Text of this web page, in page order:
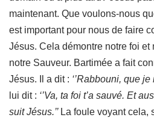
maintenant. Que voulons-nous
est important pour nous de faire
Jésus. Cela démontre notre foi et
notre Sauveur. Bartimée a fait
Jésus. Il a dit : ‘’Rabbouni, que je
lui dit : ‘’Va, ta foi t’a sauvé. Et
suit Jésus.’’ La foule voyant cela,